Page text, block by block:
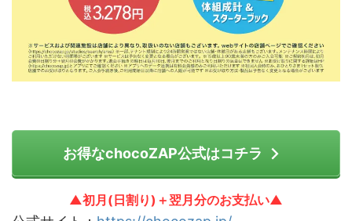
お得なchocoZAP公式はコチラ
▲初月(日割り)＋翌月分のお支払い▲